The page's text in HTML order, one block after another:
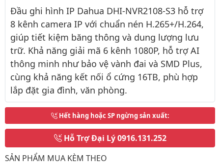
Đầu ghi hình IP Dahua DHI-NVR2108-S3 hỗ trợ
8 kênh camera IP với chuẩn nén H.265+/H.264,
giúp tiết kiệm băng thông và dung lượng lưu
trữ. Khả năng giải mã 6 kênh 1080P, hỗ trợ AI
thông minh như bảo vệ vành đai và SMD Plus,
cùng khả năng kết nối ổ cứng 16TB, phù hợp
lắp đặt gia đình, văn phòng.
Hết hàng hoặc SP ngừng sản xuất:
Hỗ Trợ Đại Lý0916.131.252
SẢN PHẨM MUA KÈM THEO